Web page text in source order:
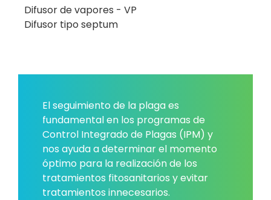
Difusor de vapores - VP
Difusor tipo septum
El seguimiento de la plaga es
fundamental en los programas de
Control Integrado de Plagas (IPM) y
nos ayuda a determinar el momento
óptimo para la realización de los
tratamientos fitosanitarios y evitar
tratamientos innecesarios.